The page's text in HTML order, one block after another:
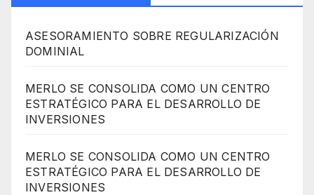
ASESORAMIENTO SOBRE REGULARIZACIÓN
DOMINIAL
MERLO SE CONSOLIDA COMO UN CENTRO
ESTRATÉGICO PARA EL DESARROLLO DE
INVERSIONES
MERLO SE CONSOLIDA COMO UN CENTRO
ESTRATÉGICO PARA EL DESARROLLO DE
INVERSIONES